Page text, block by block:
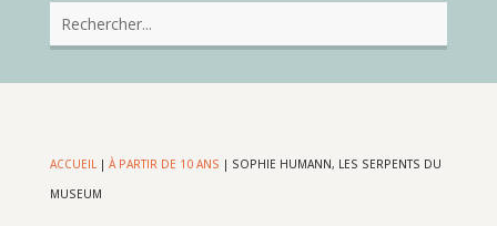
ACCUEIL| À PARTIR DE 10 ANS | SOPHIE HUMANN, LES SERPENTS DU
MUSEUM